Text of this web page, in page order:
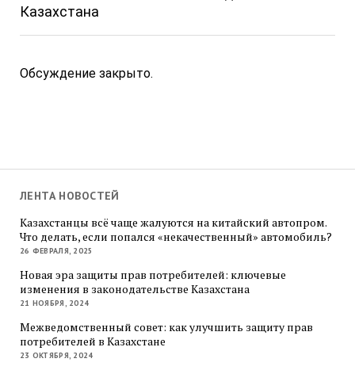
Казахстана
Обсуждение закрыто.
ЛЕНТА НОВОСТЕЙ
Казахстанцы всё чаще жалуются на китайский автопром.
Что делать, если попался «некачественный» автомобиль?
26 ФЕВРАЛЯ, 2025
Новая эра защиты прав потребителей: ключевые
изменения в законодательстве Казахстана
21 НОЯБРЯ, 2024
Межведомственный совет: как улучшить защиту прав
потребителей в Казахстане
23 ОКТЯБРЯ, 2024